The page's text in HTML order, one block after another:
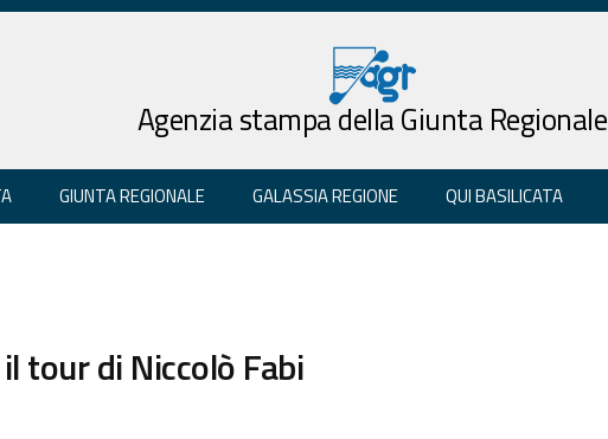
Agenzia stampa della Giunta Regionale
GIUNTA REGIONALE GALASSIA REGIONE QUI BASILICATA
tour di Niccolò Fabi